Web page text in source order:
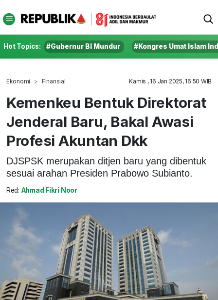
Hot Topics: #Gubernur BI Mundur #Kongres Umat Islam
Ekonomi Finansial Kamis , 16 Jan 2025, 16:50 WIB
Kemenkeu Bentuk Direktorat
Jenderal Baru, Bakal Awasi
Profesi Akuntan Dkk
DJSPSK merupakan ditjen baru yang dibentuk
sesuai arahan Presiden Prabowo Subianto.
Red: Ahmad Fikri Noor